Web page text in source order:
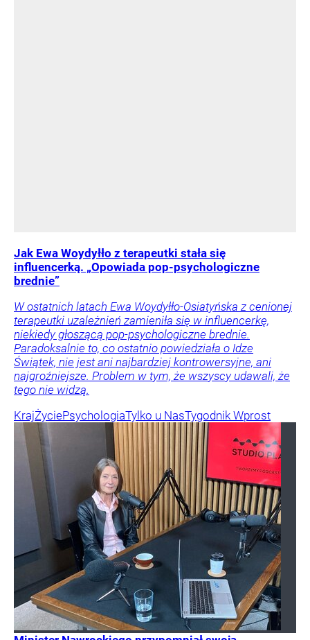
Jak Ewa Woydyłło z terapeutki stała się
influencerką. „Opowiada pop-psychologiczne
brednie”
W ostatnich latach Ewa Woydyłło-Osiatyńska z cenionej
terapeutki uzależnień zamieniła się w influencerkę,
niekiedy głoszącą pop-psychologiczne brednie.
Paradoksalnie to, co ostatnio powiedziała o Idze
Świątek, nie jest ani najbardziej kontrowersyjne, ani
najgroźniejsze. Problem w tym, że wszyscy udawali, że
tego nie widzą.
KrajŻyciePsychologiaTylko u NasTygodnik Wprost